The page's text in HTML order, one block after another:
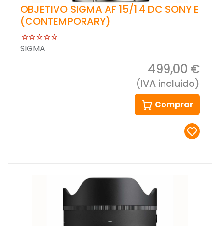
OBJETIVO SIGMA AF 15/1.4 DC SONY E
(CONTEMPORARY)
SIGMA
499,00 €
(IVA incluido)
Comprar